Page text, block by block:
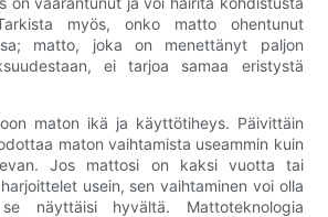
myös, onko matto ohentunut
matto, joka on menettänyt paljon
ei tarjoa samaa eristystä
maton ikä ja käyttötiheys. Päivittäin
maton vaihtamista useammin kuin
Jos mattosi on kaksi vuotta tai
usein, sen vaihtaminen voi olla
näyttäisi hyvältä. Mattoteknologia